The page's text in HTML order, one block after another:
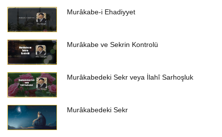
Murâkabe-i Ehadiyyet
Murâkabe ve Sekrin Kontrolü
Murâkabedeki Sekr veya İlahî Sarhoşluk
Murâkabedeki Sekr